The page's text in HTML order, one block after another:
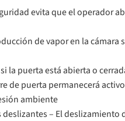
evita que el operador
de vapor en la cámara
la puerta está abierta o
de puerta permanecerá
ambiente
– El deslizamiento